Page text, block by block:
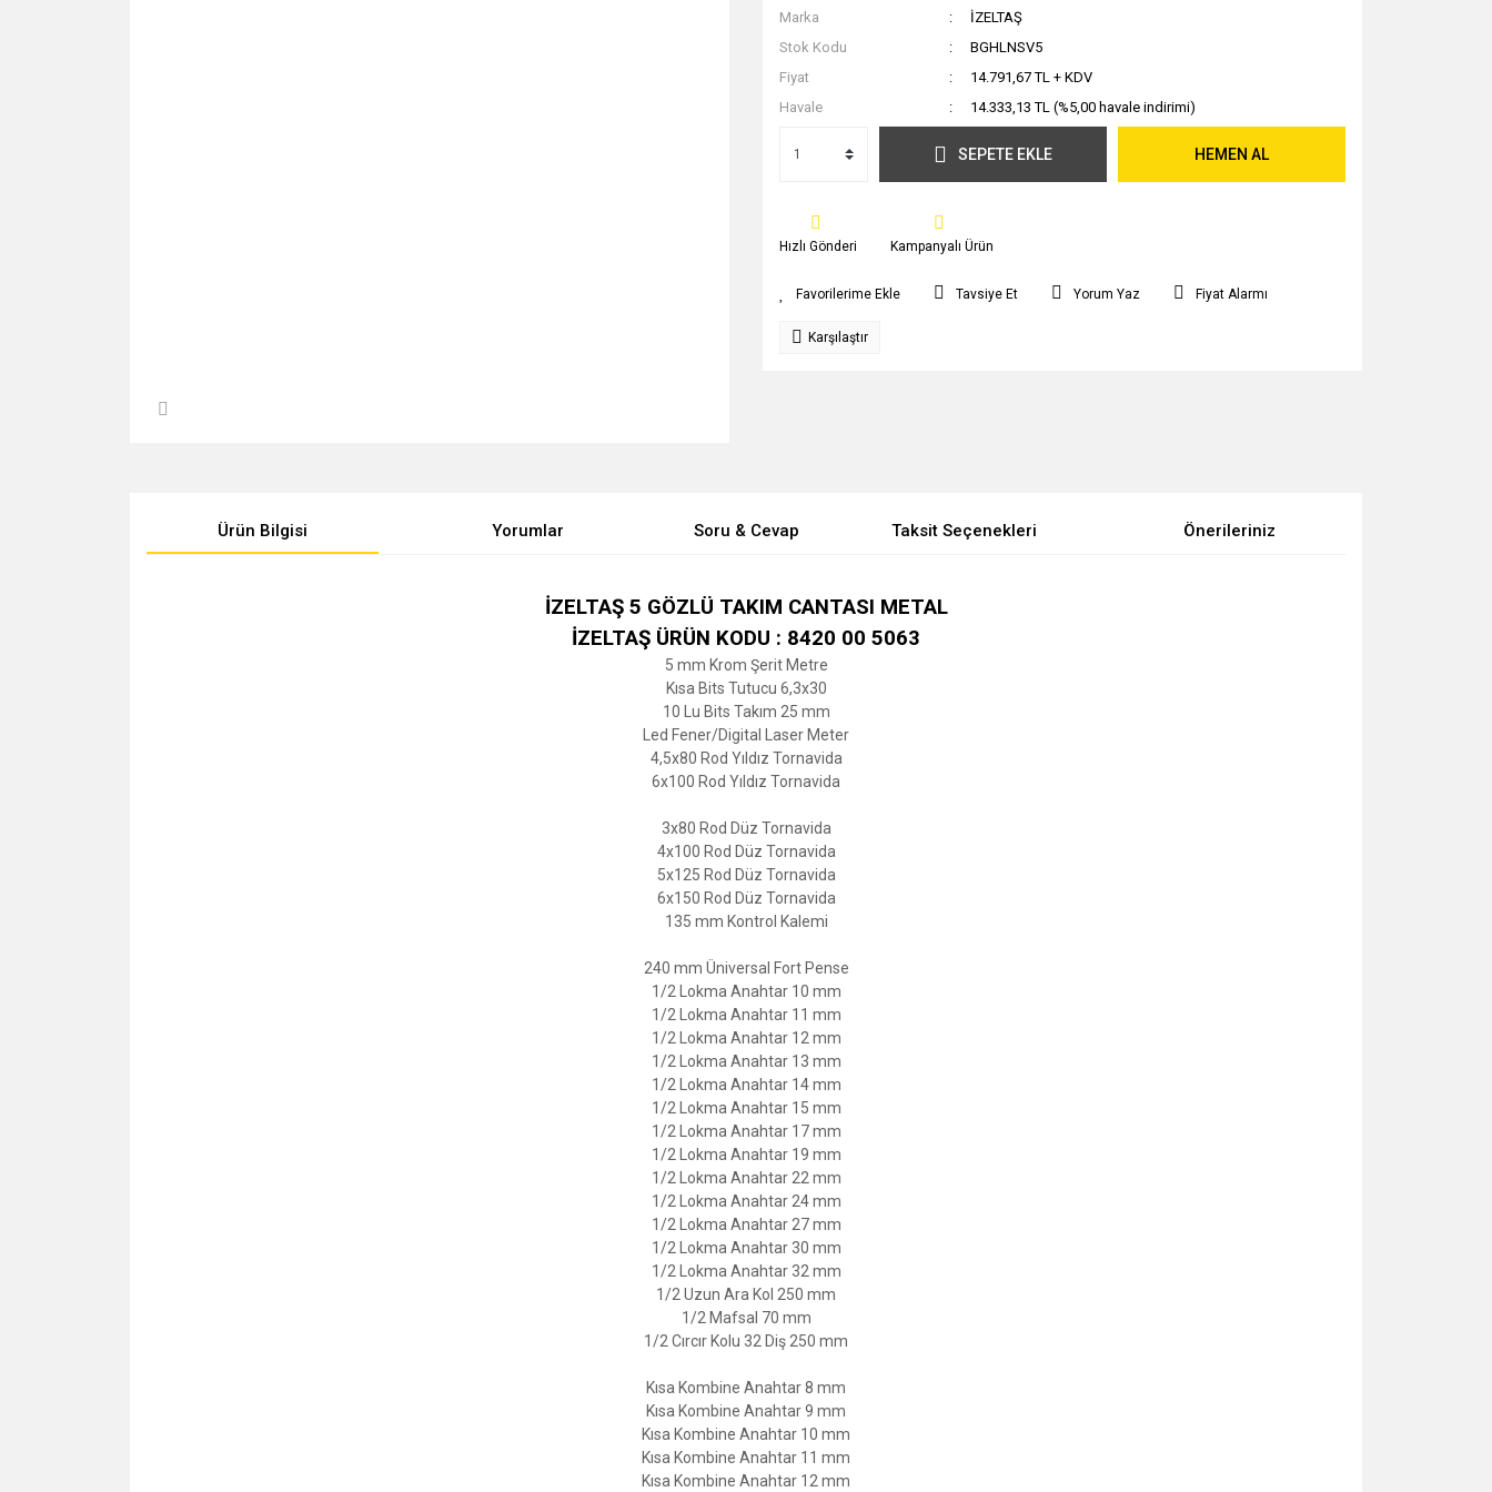
Marka
İZELTAŞ
Stok Kodu
BGHLNSV5
Fiyat
14.791,67 TL + KDV
Havale
14.333,13 TL (%5,00 havale indirimi)
SEPETE EKLE HEMEN AL
Hızlı Gönderi Kampanyalı Ürün
Tavsiye Et Yorum Yaz Fiyat Alarmı
Karşılaştır
Ürün Bilgisi Yorumlar Soru & Cevap Taksit Seçenekleri Önerileriniz
İZELTAŞ 5 GÖZLÜ TAKIM CANTASI METAL
İZELTAŞ ÜRÜN KODU : 8420 00 5063
5 mm Krom Şerit Metre
Kısa Bits Tutucu 6,3x30
10 Lu Bits Takım 25 mm
Led Fener/Digital Laser Meter
4,5x80 Rod Yıldız Tornavida
6x100 Rod Yıldız Tornavida
3x80 Rod Düz Tornavida
4x100 Rod Düz Tornavida
5x125 Rod Düz Tornavida
6x150 Rod Düz Tornavida
135 mm Kontrol Kalemi
240 mm Üniversal Fort Pense
1/2 Lokma Anahtar 10 mm
1/2 Lokma Anahtar 11 mm
1/2 Lokma Anahtar 12 mm
1/2 Lokma Anahtar 13 mm
1/2 Lokma Anahtar 14 mm
1/2 Lokma Anahtar 15 mm
1/2 Lokma Anahtar 17 mm
1/2 Lokma Anahtar 19 mm
1/2 Lokma Anahtar 22 mm
1/2 Lokma Anahtar 24 mm
1/2 Lokma Anahtar 27 mm
1/2 Lokma Anahtar 30 mm
1/2 Lokma Anahtar 32 mm
1/2 Uzun Ara Kol 250 mm
1/2 Mafsal 70 mm
1/2 Cırcır Kolu 32 Diş 250 mm
Kısa Kombine Anahtar 8 mm
Kısa Kombine Anahtar 9 mm
Kısa Kombine Anahtar 10 mm
Kısa Kombine Anahtar 11 mm
Kısa Kombine Anahtar 12 mm